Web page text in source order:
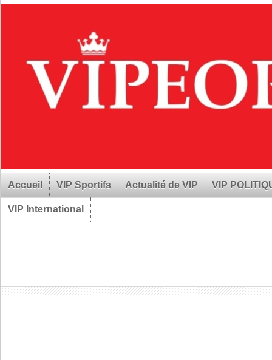
Accueil VIP Sportifs Actualité de VIP VIP
VIP International